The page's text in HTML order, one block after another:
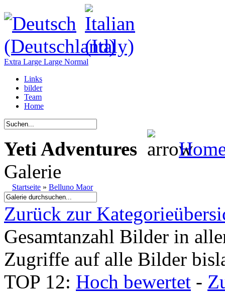
Extra Large Large Normal
Links
bilder
Team
Home
Yeti Adventures
Galerie
Startseite » Belluno Maor
Zurück zur
Gesamtanzahl Bilder in
Zugriffe auf alle Bilder
TOP 12: Hoch bewertet -